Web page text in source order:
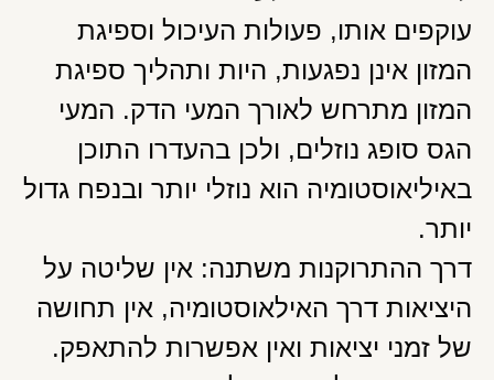
עוקפים אותו, פעולות העיכול וספיגת
המזון אינן נפגעות, היות ותהליך ספיגת
המזון מתרחש לאורך המעי הדק. המעי
הגס סופג נוזלים, ולכן בהעדרו התוכן
באיליאוסטומיה הוא נוזלי יותר ובנפח גדול
יותר.
דרך ההתרוקנות משתנה: אין שליטה על
היציאות דרך האילאוסטומיה, אין תחושה
של זמני יציאות ואין אפשרות להתאפק.